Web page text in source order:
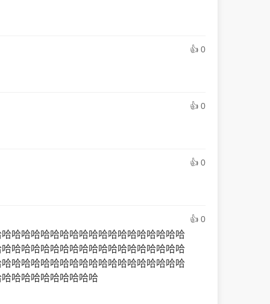
👍 0
👍 0
👍 0
哈哈哈哈哈哈哈哈哈哈哈哈哈哈哈哈哈哈
哈哈哈哈哈哈哈哈哈哈哈哈哈哈哈哈哈哈
哈哈哈哈哈哈哈哈哈哈哈哈哈哈哈哈哈哈
哈哈哈哈哈哈哈哈哈
👍 0